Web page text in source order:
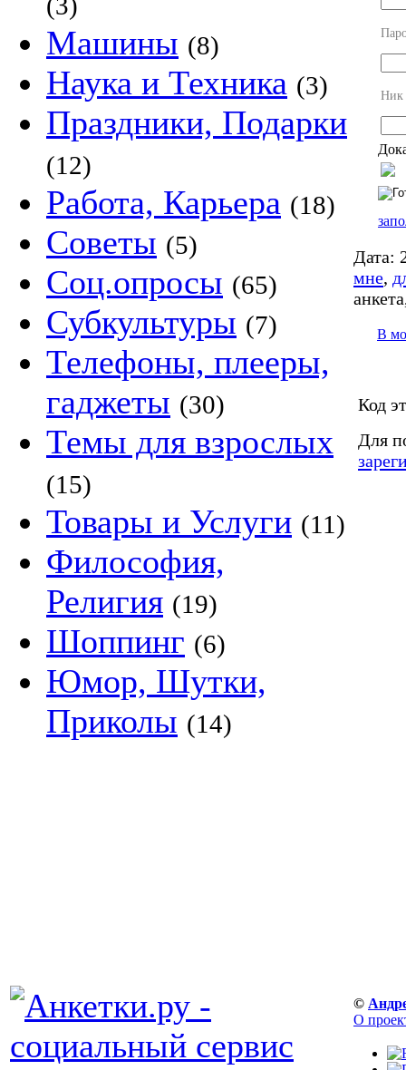
Машины (8)
Наука и Техника (3)
Праздники, Подарки
(12)
Работа, Карьера (18)
Советы (5)
Соц.опросы (65)
Субкультуры (7)
Телефоны, плееры,
гаджеты (30)
Темы для взрослых
(15)
Товары и Услуги (11)
Философия,
Религия (19)
Шоппинг (6)
Юмор, Шутки,
Приколы (14)
Ник
Дата:
мне,
В
Код
Для
©
О